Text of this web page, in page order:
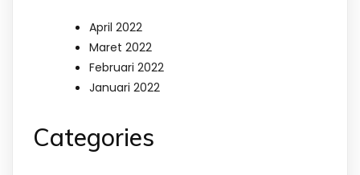
April 2022
Maret 2022
Februari 2022
Januari 2022
Categories